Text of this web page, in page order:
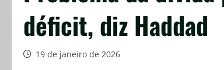
déficit, diz Haddad
19 de janeiro de 2026